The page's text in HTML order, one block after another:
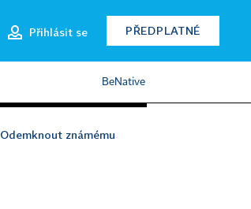
Přihlásit se PŘEDPLATNÉ
BeNative
Odemknout známému